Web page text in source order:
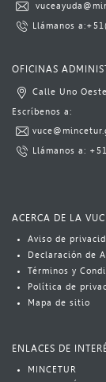
L​lámanos a:
OFICINAS
Calle Uno
​Escrí​benos a:​​​
Llámanos a: ​
ACERCA DE LA
Aviso​​​ de
Declaración de
Términos y
Política​​ de
Mapa de sitio
ENLACES DE
MINCETUR